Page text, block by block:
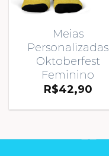
Meias
Personalizadas
Oktoberfest
Feminino
R$42,90